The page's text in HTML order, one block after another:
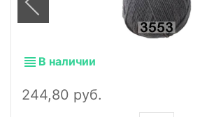
В наличии
244,80 руб.